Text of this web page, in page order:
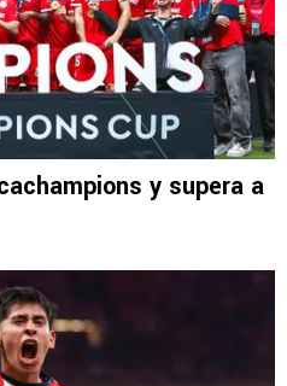
y supera a